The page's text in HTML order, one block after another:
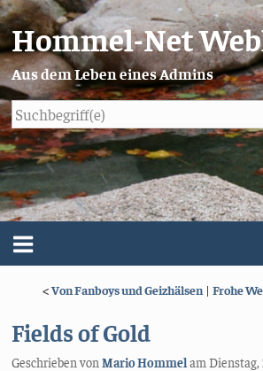
Hommel-Net
Aus dem Leben eines Admins
Menü
Impressum/Datenschutz
<Von Fanboys und Geizhälsen | Frohe
Fields of Gold
Geschrieben vonMario HommelamDienstag,